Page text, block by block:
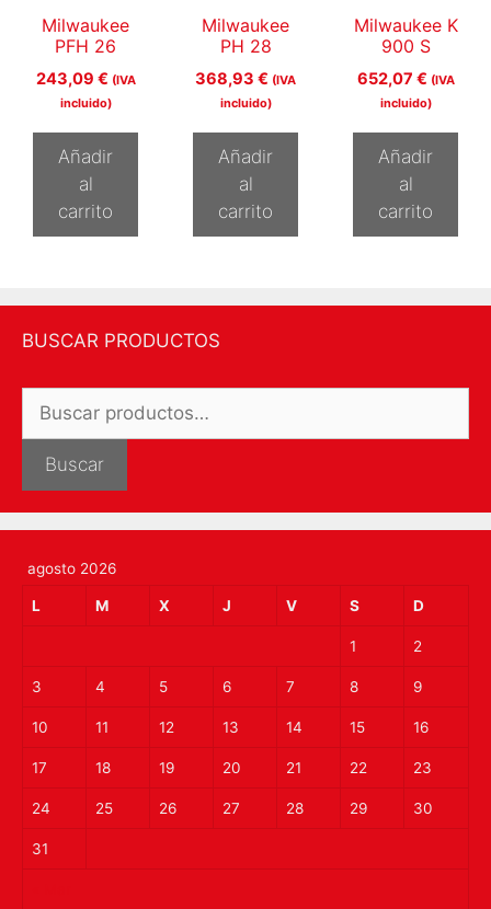
Milwaukee
PFH 26
243,09 € (IVA
incluido)
Añadir
al
carrito
Milwaukee
PH 28
368,93 € (IVA
incluido)
Añadir
al
carrito
Milwaukee K
900 S
652,07 € (IVA
incluido)
Añadir
al
carrito
BUSCAR PRODUCTOS
por:
Buscar
agosto 2026
L M X J V S D
1 2
3 4 5 6 7 8 9
10 11 12 13 14 15 16
17 18 19 20 21 22 23
24 25 26 27 28 29 30
31